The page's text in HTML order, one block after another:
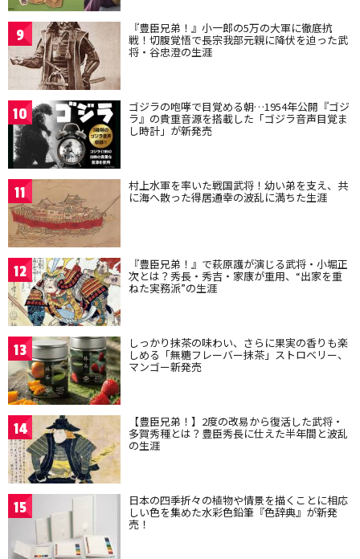
9 『豊臣兄弟！』小一郎の5万の大軍に徹底抗
戦！切腹覚悟で長宗我部元親に降伏を迫った武
将・谷忠澄の生涯
10 ゴジラの咆哮で目覚める朝…1954年公開『ゴジ
ラ』の貴重音源を搭載した「ゴジラ音声目覚ま
し時計」が新発売
11 村上水軍を率いた戦国武将！幼い弟を支え、共
に海へ散った得居通幸の波乱に満ちた生涯
12 『豊臣兄弟！』で萩原護が演じる武将・小堀正
次とは？秀長・秀吉・家康が重用、“出家を重
ねた実務派”の生涯
13 しっかり抹茶の味わい、さらに果実の香りも楽
しめる「無糖フレーバー抹茶」ストロベリー、
マンゴー新発売
14 【豊臣兄弟！】2度の改易から復活した武将・
多賀秀種とは？豊臣秀長に仕えた半年間と波乱
の生涯
15 日本の四季折々の植物や情景を描くことに相応
しい色を集めた水彩色鉛筆『色辞典』が新発
売！